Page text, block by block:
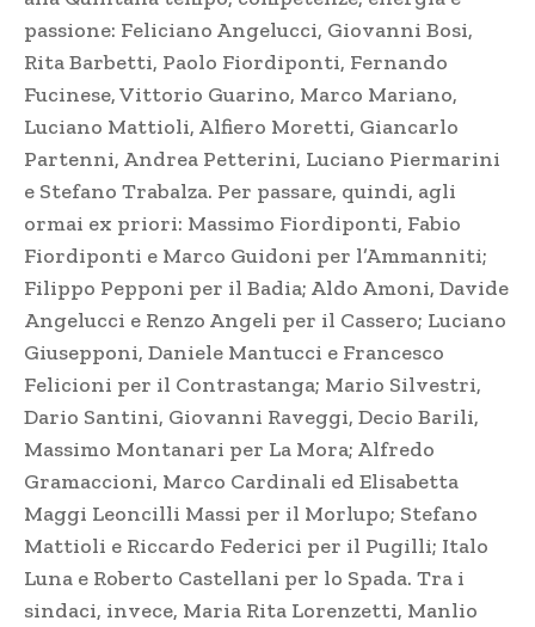
passione: Feliciano Angelucci, Giovanni Bosi,
Rita Barbetti, Paolo Fiordiponti, Fernando
Fucinese, Vittorio Guarino, Marco Mariano,
Luciano Mattioli, Alfiero Moretti, Giancarlo
Partenni, Andrea Petterini, Luciano Piermarini
e Stefano Trabalza. Per passare, quindi, agli
ormai ex priori: Massimo Fiordiponti, Fabio
Fiordiponti e Marco Guidoni per l’Ammanniti;
Filippo Pepponi per il Badia; Aldo Amoni, Davide
Angelucci e Renzo Angeli per il Cassero; Luciano
Giusepponi, Daniele Mantucci e Francesco
Felicioni per il Contrastanga; Mario Silvestri,
Dario Santini, Giovanni Raveggi, Decio Barili,
Massimo Montanari per La Mora; Alfredo
Gramaccioni, Marco Cardinali ed Elisabetta
Maggi Leoncilli Massi per il Morlupo; Stefano
Mattioli e Riccardo Federici per il Pugilli; Italo
Luna e Roberto Castellani per lo Spada. Tra i
sindaci, invece, Maria Rita Lorenzetti, Manlio